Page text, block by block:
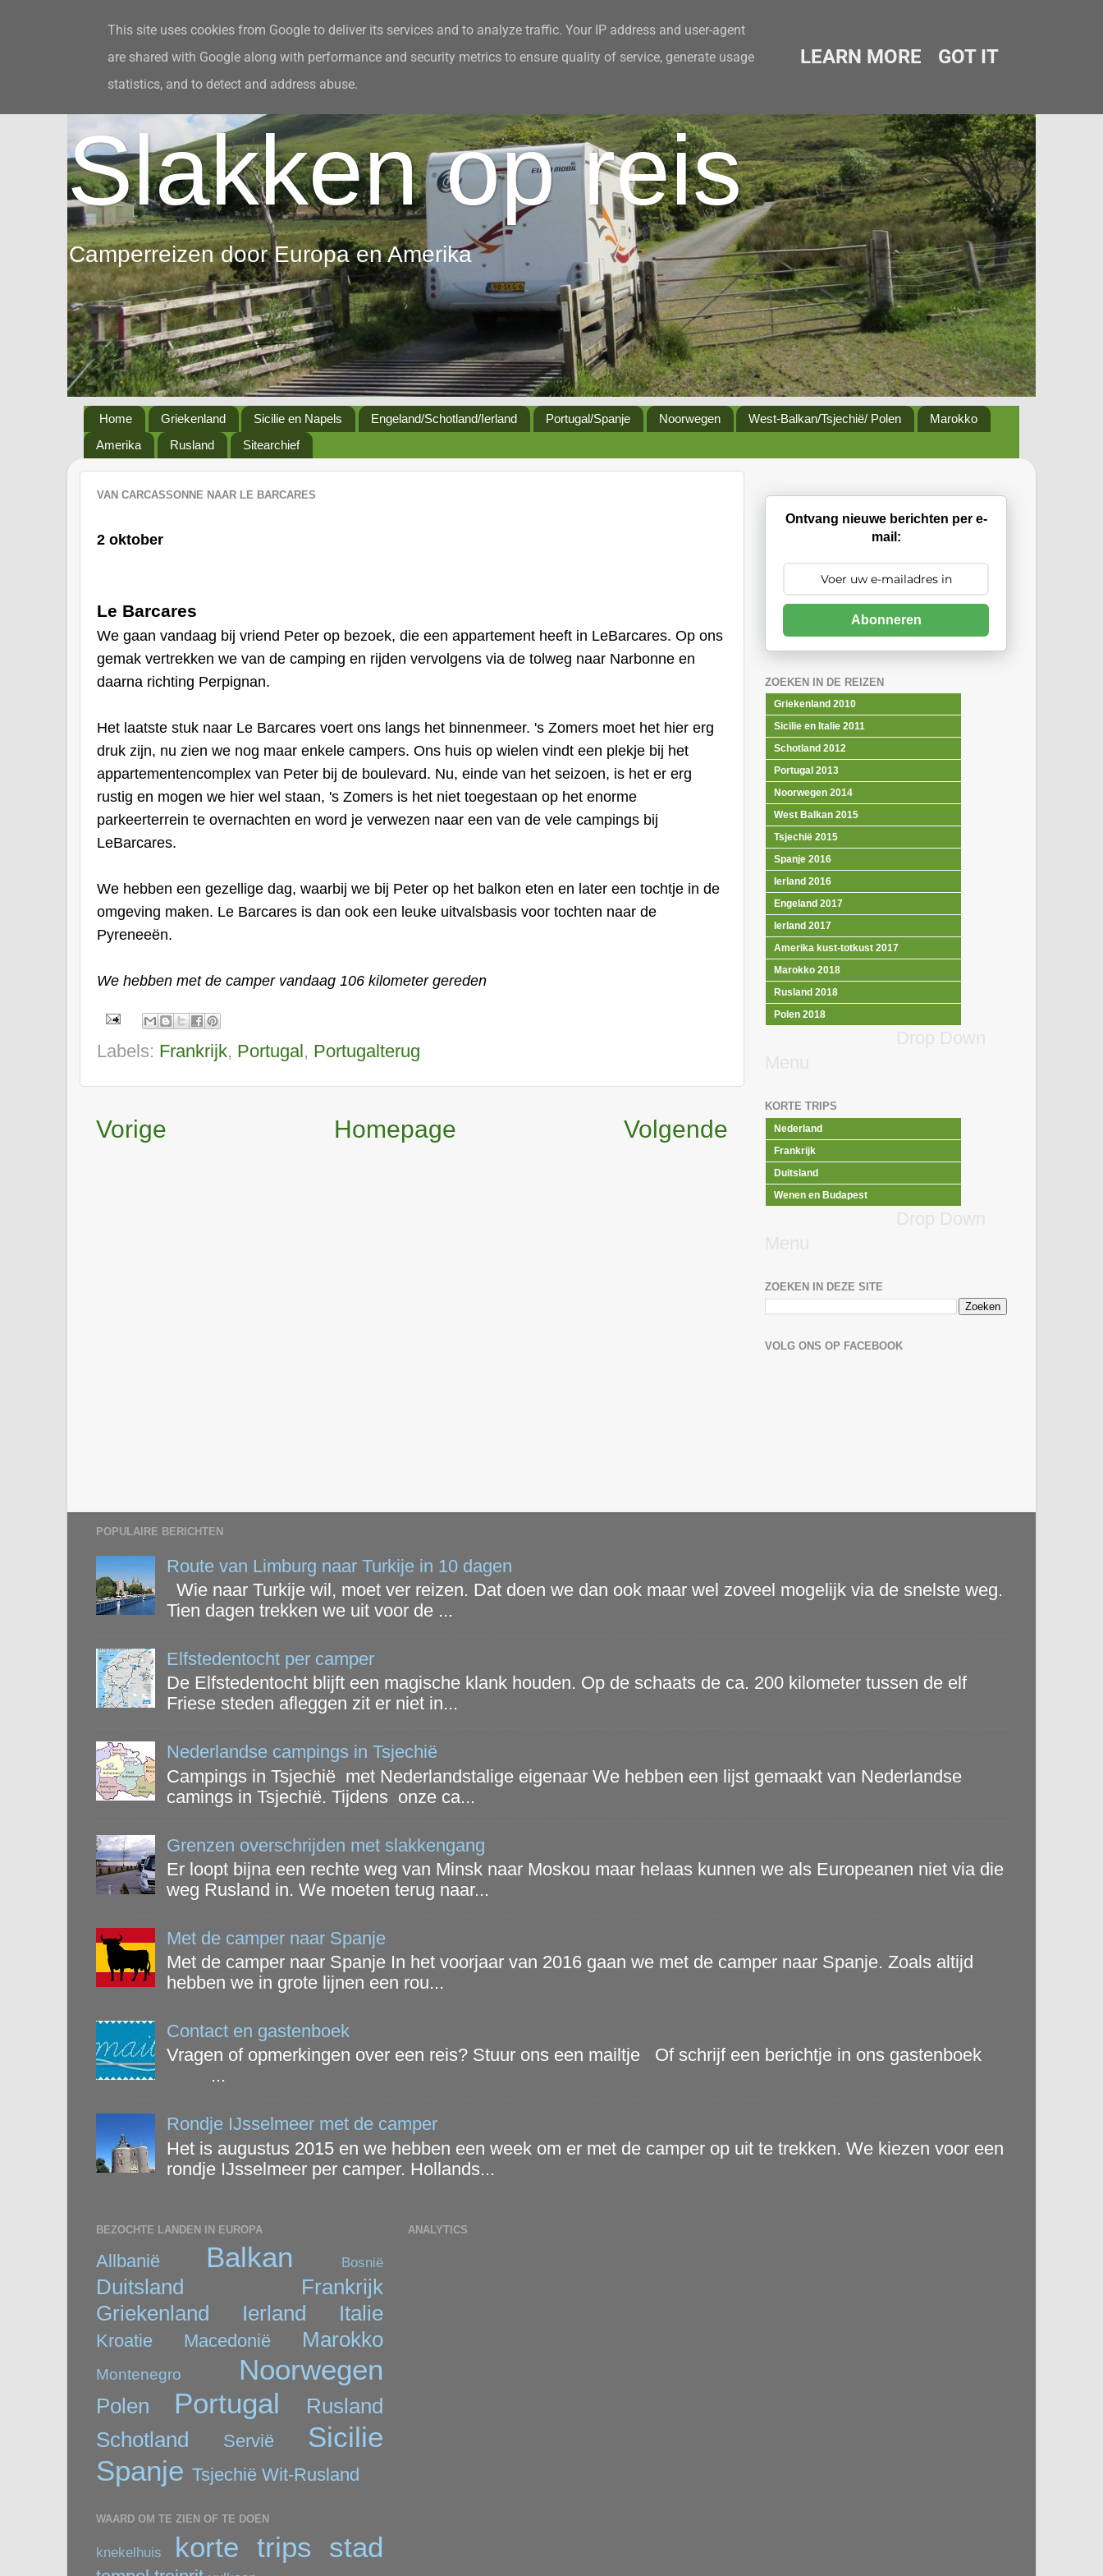
Over ons en deze site Leuke links In de media Contact en Gastenboek
Slakken op reis
Camperreizen door Europa en Amerika
Home Griekenland Sicilie en Napels Engeland/Schotland/Ierland Portugal/Spanje Noorwegen West-Balkan/Tsjechië/ Polen
Marokko
Amerika
Rusland Sitearchief
VAN CARCASSONNE NAAR LE BARCARES
2 oktober
Le Barcares
We gaan vandaag bij vriend Peter op bezoek, die een appartement heeft in LeBarcares. Op ons
gemak vertrekken we van de camping en rijden vervolgens via de tolweg naar Narbonne en
daarna richting Perpignan.
Het laatste stuk naar Le Barcares voert ons langs het binnenmeer. 's Zomers moet het hier erg
druk zijn, nu zien we nog maar enkele campers. Ons huis op wielen vindt een plekje bij het
appartementencomplex van Peter bij de boulevard. Nu, einde van het seizoen, is het er erg
rustig en mogen we hier wel staan, 's Zomers is het niet toegestaan op het enorme
parkeerterrein te overnachten en word je verwezen naar een van de vele campings bij
LeBarcares.
We hebben een gezellige dag, waarbij we bij Peter op het balkon eten en later een tochtje in de
omgeving maken. Le Barcares is dan ook een leuke uitvalsbasis voor tochten naar de
Pyreneeën.
We hebben met de camper vandaag 106 kilometer gereden
Labels: Frankrijk, Portugal , Portugalterug
Vorige Volgende
Homepage
Ontvang nieuwe berichten per e-
mail:
Abonneren
ZOEKEN IN DE REIZEN
Griekenland 2010
Sicilie en Italie 2011
Schotland 2012
Portugal 2013
Noorwegen 2014
West Balkan 2015
Tsjechië 2015
Spanje 2016
Ierland 2016
Engeland 2017
Ierland 2017
Amerika kust-totkust 2017
Marokko 2018
Rusland 2018
Polen 2018
KORTE TRIPS
Nederland
Frankrijk
Duitsland
Wenen en Budapest
ZOEKEN IN DEZE SITE
VOLG ONS OP FACEBOOK
POPULAIRE BERICHTEN
Route van Limburg naar Turkije in 10 dagen
Wie naar Turkije wil, moet ver reizen. Dat doen we dan ook maar wel zoveel mogelijk via de snelste weg.
Tien dagen trekken we uit voor de ...
Elfstedentocht per camper
De Elfstedentocht blijft een magische klank houden. Op de schaats de ca. 200 kilometer tussen de elf
Friese steden afleggen zit er niet in...
Nederlandse campings in Tsjechië
Campings in Tsjechië met Nederlandstalige eigenaar We hebben een lijst gemaakt van Nederlandse
camings in Tsjechië. Tijdens onze ca...
Grenzen overschrijden met slakkengang
Er loopt bijna een rechte weg van Minsk naar Moskou maar helaas kunnen we als Europeanen niet via die
weg Rusland in. We moeten terug naar...
Met de camper naar Spanje
Met de camper naar Spanje In het voorjaar van 2016 gaan we met de camper naar Spanje. Zoals altijd
hebben we in grote lijnen een rou...
Contact en gastenboek
Vragen of opmerkingen over een reis? Stuur ons een mailtje Of schrijf een berichtje in ons gastenboek
...
Rondje IJsselmeer met de camper
Het is augustus 2015 en we hebben een week om er met de camper op uit te trekken. We kiezen voor een
rondje IJsselmeer per camper. Hollands...
BEZOCHTE LANDEN IN EUROPA
Allbanië Balkan Bosnië
Duitsland
Frankrijk
Griekenland
Ierland Italie
Kroatie Macedonië Marokko
Montenegro Noorwegen
Polen Portugal
Rusland
Schotland
Servië
Sicilie
Spanje Tsjechië Wit-Rusland
WAARD OM TE ZIEN OF TE DOEN
knekelhuis korte trips stad
ANALYTICS
This site uses cookies from Google to deliver its services and to analyze traffic. Your IP address and user-agent
are shared with Google along with performance and security metrics to ensure quality of service, generate usage
statistics, and to detect and address abuse.
LEARN MORE GOT IT